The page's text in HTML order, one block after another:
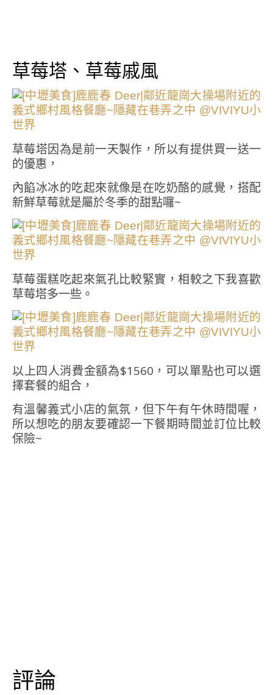
草莓塔、草莓戚風
草莓塔因為是前一天製作，所以有提供買一送一
的優惠，
內餡冰冰的吃起來就像是在吃奶酪的感覺，搭配
新鮮草莓就是屬於冬季的甜點囉~
草莓蛋糕吃起來氣孔比較緊實，相較之下我喜歡
草莓塔多一些。
以上四人消費金額為$1560，可以單點也可以選
擇套餐的組合，
有溫馨義式小店的氣氛，但下午有午休時間喔，
所以想吃的朋友要確認一下餐期時間並訂位比較
保險~
評論